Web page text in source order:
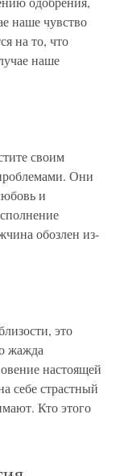
наше чувство
на то, что
наше
своим
Они
и
обозлен из-
это
жажда
настоящей
себе страстный
Кто этого